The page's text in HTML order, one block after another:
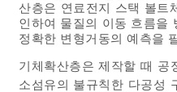
산층은 연료전지 스택 볼트
인하여 물질의 이동 흐름을
정확한 변형거동의 예측을
기체확산층은 제작할 때 공
소섬유의 불규칙한 다공성